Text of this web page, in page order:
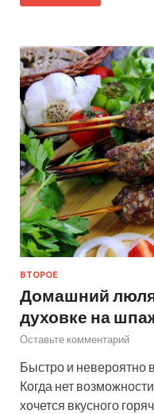
ВТОРОЕ
Домашний
духовке на
Оставьте комментарий
Быстро и невероятно
Когда нет
хочется вкусного